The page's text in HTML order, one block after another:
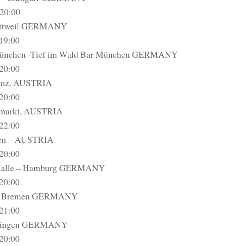
GERMANY
-Tief im Wald Bar München GERMANY
AUSTRIA
AUSTRIA
– AUSTRIA
– Hamburg GERMANY
GERMANY
GERMANY